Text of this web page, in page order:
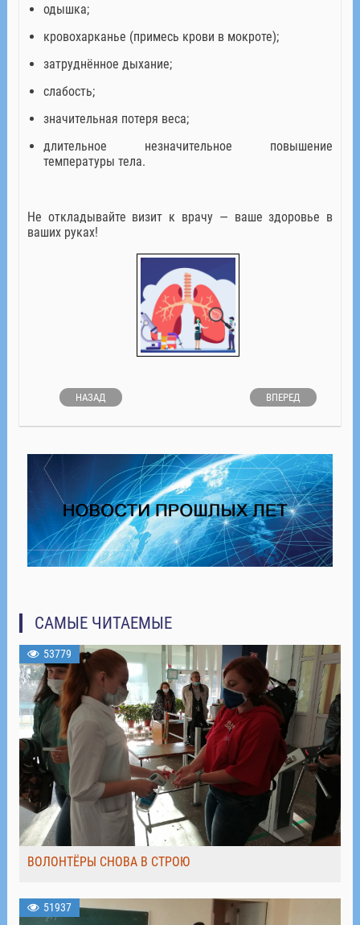
одышка;
кровохарканье (примесь крови в мокроте);
затруднённое дыхание;
слабость;
значительная потеря веса;
длительное незначительное повышение
температуры тела.
Не откладывайте визит к врачу — ваше здоровье в
ваших руках!
НАЗАД ВПЕРЕД
САМЫЕ ЧИТАЕМЫЕ
53779
ВОЛОНТЁРЫ СНОВА В СТРОЮ
51937